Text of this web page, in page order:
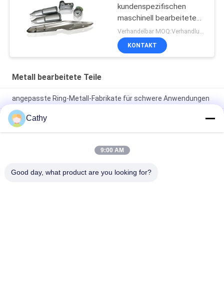
kundenspezifischen
maschinell bearbeiteten
Metallteil-
Plastiksilbernen
Sprühfarbe
Verhandelbar MOQ:Verhandlung
KONTAKT
Metall bearbeitete Teile
angepasste Ring-Metall-Fabrikate für schwere Anwendungen
Silbermetall-Drehteile: Die perfekte Lösung für industrielle
Anforderungen
CNC-Teile Fräsen Drehen Präzisionsbearbeitung
Dienstleistungen Customized Aluminium Metall OEM
Cathy
9:00 AM
Good day, what product are you looking for?